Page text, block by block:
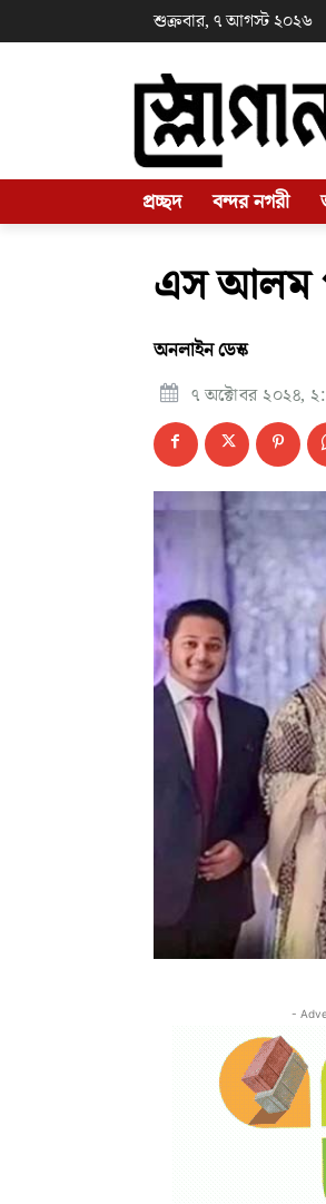
শুক্রবার, ৭ আগস্ট ২০২৬
প্রচ্ছদ বন্দর নগরী
এস আলম
অনলাইন ডেস্ক
৭ অক্টোবর ২০২৪,
-